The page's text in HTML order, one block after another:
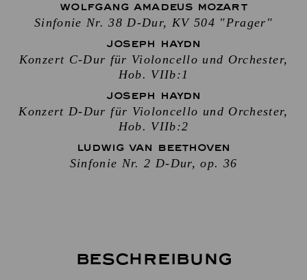
WOLFGANG AMADEUS MOZART
Sinfonie Nr. 38 D-Dur, KV 504 "Prager"
JOSEPH HAYDN
Konzert C-Dur für Violoncello und Orchester,
Hob. VIIb:1
JOSEPH HAYDN
Konzert D-Dur für Violoncello und Orchester,
Hob. VIIb:2
LUDWIG VAN BEETHOVEN
Sinfonie Nr. 2 D-Dur, op. 36
Beschreibung